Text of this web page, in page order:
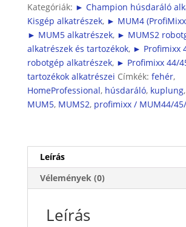
Kategóriák: ► Champion húsdaráló
Kisgép alkatrészek, ► MUM4
► MUM5 alkatrészek, ► MUMS2
alkatrészek és tartozékok, ► Profimixx
robotgép alkatrészek, ► Profimixx 44/
tartozékok alkatrészei Címkék: fehér,
HomeProfessional, húsdaráló, kuplung,
MUM5, MUMS2, profimixx / MUM44/
Leírás
Vélemények (0)
Leírás